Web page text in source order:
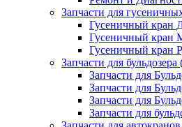
Запчасти для
Гусеничный кран
Гусеничный кран
Гусеничный кран
Запчасти для бульдозера
Запчасти для
Запчасти для
Запчасти для
Запчасти для